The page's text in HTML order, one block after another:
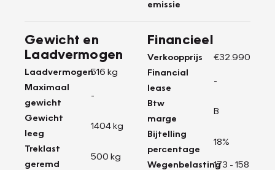
emissie
Gewicht en
Laadvermogen
Laadvermogen516 kg
Maximaal
gewicht
-
Gewicht
leeg
1404 kg
Treklast
geremd
500 kg
Financieel
Verkoopprijs
€32.990
Financial
lease
-
Btw
marge
B
Bijtelling
percentage
18%
Wegenbelasting173 - 158